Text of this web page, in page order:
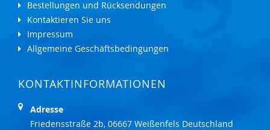
Bestellungen und Rücksendungen
Kontaktieren Sie uns
Impressum
Allgemeine Geschäftsbedingungen
KONTAKTINFORMATIONEN
Adresse
Friedensstraße 2b, 06667 Weißenfels Deutschland